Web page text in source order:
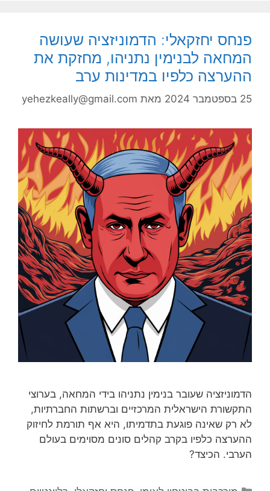
פנחס יחזקאלי: הדמוניזציה שעושה
המחאה לבנימין נתניהו, מחזקת את
ההערצה כלפיו במדינות ערב
25 בספטמבר 2024 מאת yehezkeally@gmail.com
הדמוניזציה שעובר בנימין נתניהו בידי המחאה, בערוצי
התקשורת הישראלית המרכזיים וברשתות החברתיות,
לא רק שאינה פוגעת בתדמיתו, היא אף תורמת לחיזוק
ההערצה כלפיו בקרב קהלים סונים מסוימים בעולם
הערבי. הכיצד?